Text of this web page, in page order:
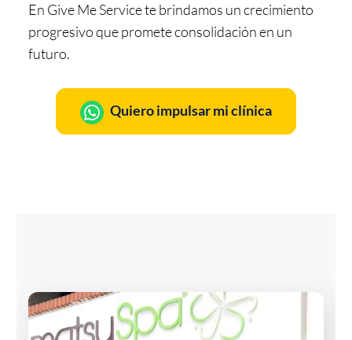
En Give Me Service te brindamos un crecimiento
progresivo que promete consolidación en un
futuro.
Quiero impulsar mi clínica